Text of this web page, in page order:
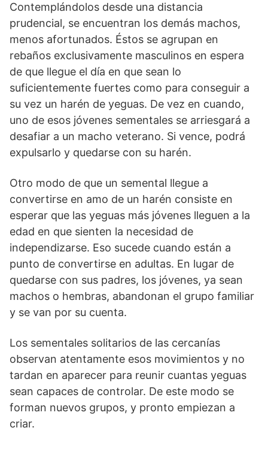
Contemplándolos desde una distancia
prudencial, se encuen­tran los demás machos,
menos afortunados. Éstos se agrupan en
rebaños exclusivamente masculinos en espera
de que llegue el día en que sean lo
suficientemente fuertes como para conseguir a
su vez un harén de yeguas. De vez en cuando,
uno de esos jó­venes sementales se arriesgará a
desafiar a un macho veterano. Si vence, podrá
expulsarlo y quedarse con su harén.
Otro modo de que un semental llegue a
convertirse en amo de un harén consiste en
esperar que las yeguas más jóvenes lle­guen a la
edad en que sienten la necesidad de
independizarse. Eso sucede cuando están a
punto de convertirse en adultas. En lugar de
quedarse con sus padres, los jóvenes, ya sean
machos o hembras, abandonan el grupo familiar
y se van por su cuenta.
Los sementales solitarios de las cercanías
observan atentamen­te esos movimientos y no
tardan en aparecer para reunir cuan­tas yeguas
sean capaces de controlar. De este modo se
forman nuevos grupos, y pronto empiezan a
criar.